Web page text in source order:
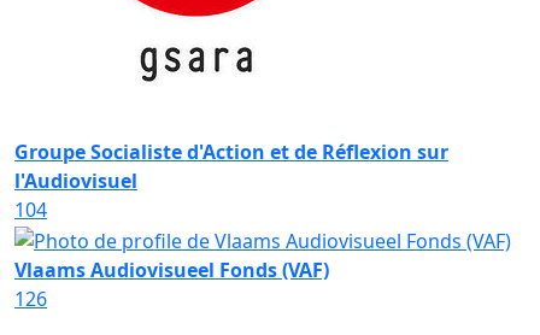
Groupe Socialiste d'Action et de Réflexion sur
l'Audiovisuel
104
Vlaams Audiovisueel Fonds (VAF)
126